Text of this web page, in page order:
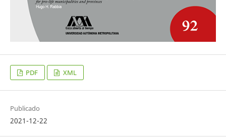
PDF XML
Publicado
2021-12-22